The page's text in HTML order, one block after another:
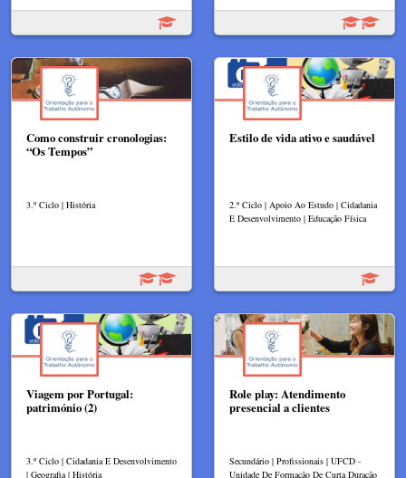
Como construir cronologias:
“Os Tempos”
3.º Ciclo | História
Estilo de vida ativo e saudável
2.º Ciclo | Apoio Ao Estudo | Cidadania
E Desenvolvimento | Educação Física
Viagem por Portugal:
património (2)
3.º Ciclo | Cidadania E Desenvolvimento
| Geografia | História
Role play: Atendimento
presencial a clientes
Secundário | Profissionais | UFCD -
Unidade De Formação De Curta Duração